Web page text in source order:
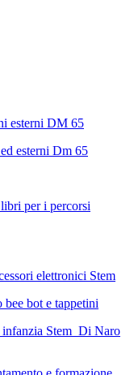
esterni DM 65
esterni Dm 65
per i percorsi
elettronici Stem
bot e tappetini
Stem Di Naro